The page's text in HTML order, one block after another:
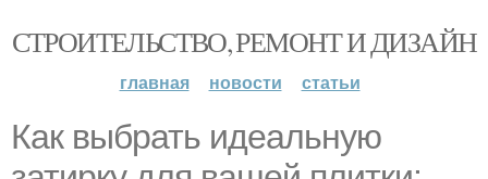
СТРОИТЕЛЬСТВО, РЕМОНТ И ДИЗАЙН
главная новости статьи
Как выбрать идеальную